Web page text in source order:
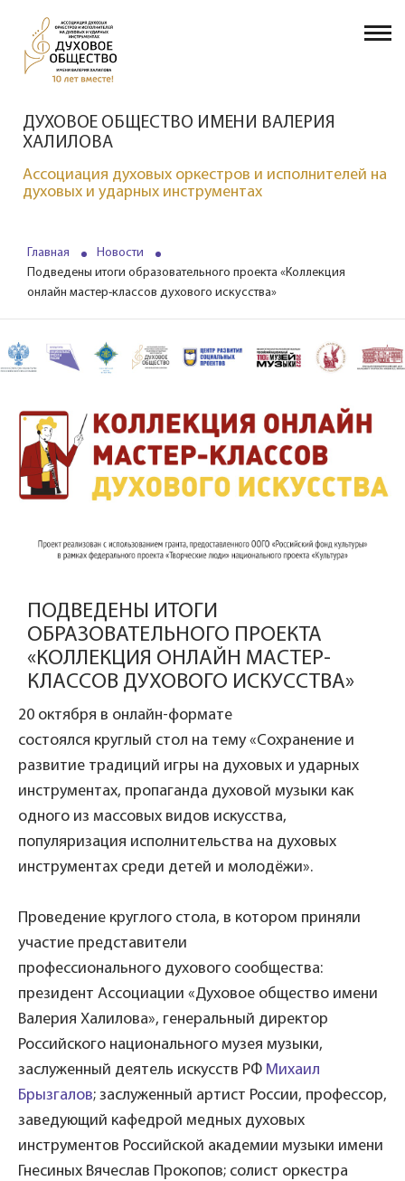
ДУХОВОЕ ОБЩЕСТВО ИМЕНИ ВАЛЕРИЯ
ХАЛИЛОВА
Ассоциация духовых оркестров и исполнителей на
духовых и ударных инструментах
Главная
Новости
Подведены итоги образовательного проекта «Коллекция
онлайн мастер-классов духового искусства»
ПОДВЕДЕНЫ ИТОГИ
ОБРАЗОВАТЕЛЬНОГО ПРОЕКТА
«КОЛЛЕКЦИЯ ОНЛАЙН МАСТЕР-
КЛАССОВ ДУХОВОГО ИСКУССТВА»
20 октября в онлайн-формате
состоялся круглый стол на тему «Сохранение и
развитие традиций игры на духовых и ударных
инструментах, пропаганда духовой музыки как
одного из массовых видов искусства,
популяризация исполнительства на духовых
инструментах среди детей и молодёжи».
Проведение круглого стола, в котором приняли
участие представители
профессионального духового сообщества:
президент Ассоциации «Духовое общество имени
Валерия Халилова», генеральный директор
Российского национального музея музыки,
заслуженный деятель искусств РФ Михаил
Брызгалов; заслуженный артист России, профессор,
заведующий кафедрой медных духовых
инструментов Российской академии музыки имени
Гнесиных Вячеслав Прокопов; солист оркестра